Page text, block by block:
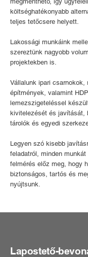
költséghatékonyabb
teljes tetőcsere helyett.
Lakossági munkáink
szereztünk nagyobb
projektekben is.
Vállalunk ipari csarnokok,
építmények, valamint
lemezszigeteléssel
kivitelezését és javítását,
tárolók és egyedi
Legyen szó kisebb
feladatról, minden
felmérés előz meg, hogy
biztonságos, tartós és
nyújtsunk.
Lapostető-